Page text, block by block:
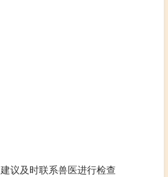
议及时联系兽医进行检查